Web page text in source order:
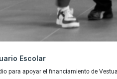
Escolar
para apoyar el financiamiento de